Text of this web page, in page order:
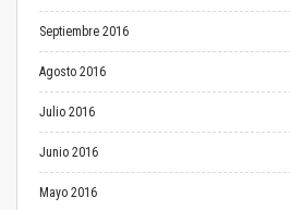
Septiembre 2016
Agosto 2016
Julio 2016
Junio 2016
Mayo 2016